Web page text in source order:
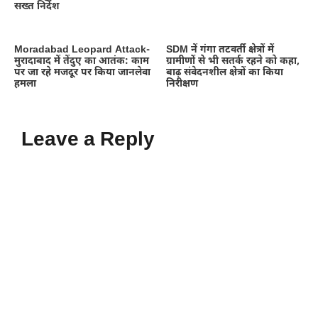
सख्त निर्देश
Moradabad Leopard Attack-
मुरादाबाद में तेंदुए का आतंक: काम
पर जा रहे मजदूर पर किया जानलेवा
हमला
SDM नें गंगा तटवर्ती क्षेत्रों में
ग्रामीणों से भी सतर्क रहने को कहा,
बाढ़ संवेदनशील क्षेत्रों का किया
निरीक्षण
Leave a Reply